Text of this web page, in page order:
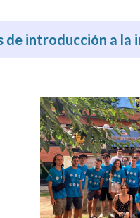
de introducción a la